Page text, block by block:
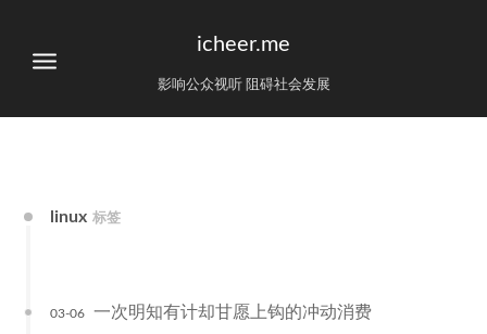
icheer.me
影响公众视听 阻碍社会发展
linux 标签
一次明知有计却甘愿上钩的冲动消费
03-06